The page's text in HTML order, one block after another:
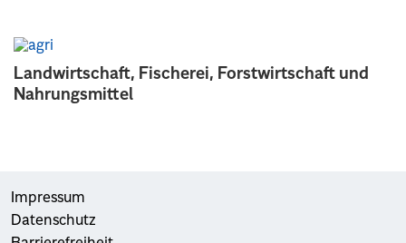
Landwirtschaft, Fischerei, Forstwirtschaft und
Nahrungsmittel
Impressum
Datenschutz